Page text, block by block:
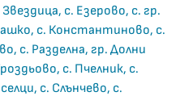
с. Езерово, с. гр.
с. Константиново, с.
с. Разделна, гр. Долни
с. Пчелник, с.
с. Слънчево, с.